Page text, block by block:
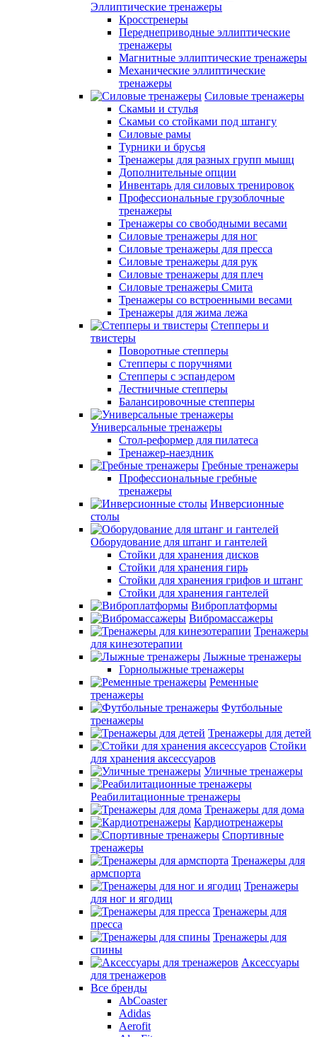
Эллиптические тренажеры
Кросстренеры
Переднеприводные эллиптические
тренажеры
Магнитные эллиптические тренажеры
Механические эллиптические
тренажеры
Силовые тренажеры
Скамьи и стулья
Скамьи со стойками под штангу
Силовые рамы
Турники и брусья
Тренажеры для разных групп мышц
Дополнительные опции
Инвентарь для силовых тренировок
Профессиональные грузоблочные
тренажеры
Тренажеры со свободными весами
Силовые тренажеры для ног
Силовые тренажеры для пресса
Силовые тренажеры для рук
Силовые тренажеры для плеч
Силовые тренажеры Смита
Тренажеры со встроенными весами
Тренажеры для жима лежа
Степперы и
твистеры
Поворотные степперы
Степперы с поручнями
Степперы с эспандером
Лестничные степперы
Балансировочные степперы
Универсальные тренажеры
Стол-реформер для пилатеса
Тренажер-наездник
Гребные тренажеры
Профессиональные гребные
тренажеры
Инверсионные
столы
Оборудование для штанг и гантелей
Стойки для хранения дисков
Стойки для хранения гирь
Стойки для хранения грифов и штанг
Стойки для хранения гантелей
Виброплатформы
Вибромассажеры
Тренажеры
для кинезотерапии
Лыжные тренажеры
Горнолыжные тренажеры
Ременные
тренажеры
Футбольные
тренажеры
Тренажеры для детей
Стойки
для хранения аксессуаров
Уличные тренажеры
Реабилитационные тренажеры
Тренажеры для дома
Кардиотренажеры
Спортивные
тренажеры
Тренажеры для
армспорта
Тренажеры
для ног и ягодиц
Тренажеры для
пресса
Тренажеры для
спины
Аксессуары
для тренажеров
Все бренды
AbCoaster
Adidas
Aerofit